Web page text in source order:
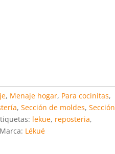
, Menaje hogar, Para cocinitas,
, Sección de moldes, Sección
lekue, reposteria,
Marca: Lékué